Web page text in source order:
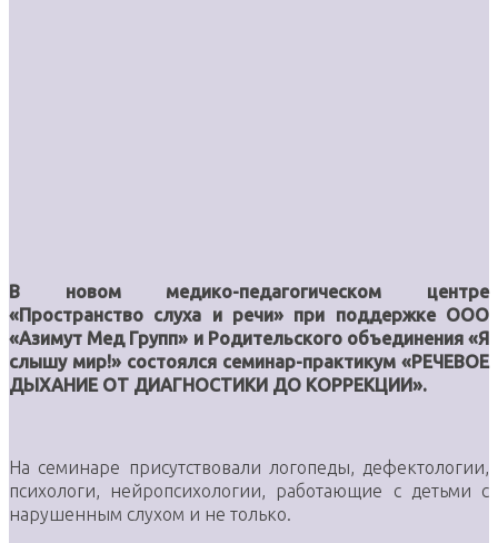
В новом медико-педагогическом центре
«Пространство слуха и речи» при поддержке ООО
«Азимут Мед Групп» и Родительского объединения «Я
слышу мир!» состоялся семинар-практикум «РЕЧЕВОЕ
ДЫХАНИЕ ОТ ДИАГНОСТИКИ ДО КОРРЕКЦИИ».
На семинаре присутствовали логопеды, дефектологии,
психологи, нейропсихологии, работающие с детьми с
нарушенным слухом и не только.